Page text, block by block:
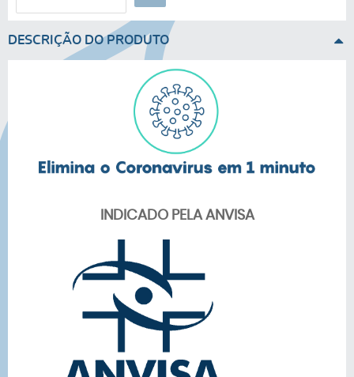
DESCRIÇÃO DO PRODUTO
INDICADO PELA ANVISA